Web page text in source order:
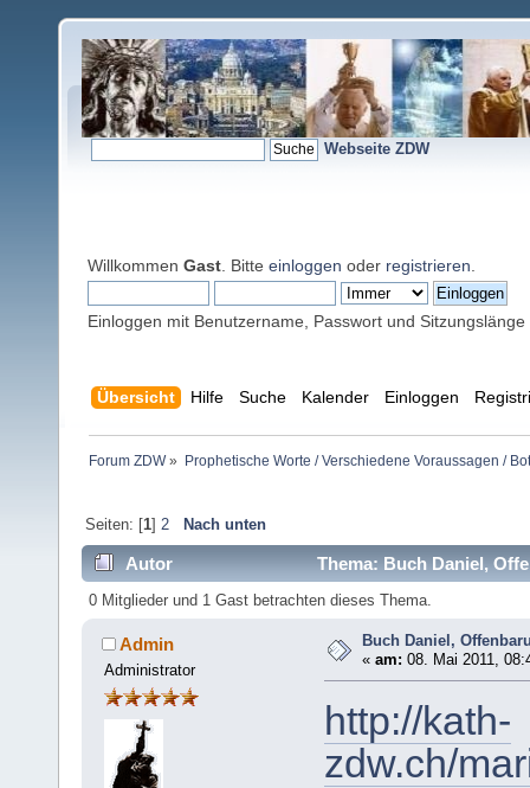
Webseite ZDW
Willkommen Gast . Bitte einloggen oder registrieren
Einloggen mit Benutzername, Passwort und Sitzungslänge
Übersicht Hilfe Suche Kalender Einloggen
Forum ZDW» Prophetische Worte / Verschiedene Voraussagen /
Seiten: [1] 2 Nach unten
Autor Thema: Buch Daniel,
0 Mitglieder und 1 Gast betrachten dieses Thema.
Admin
Administrator
Buch Daniel,
«am: 08. Mai 2011,
http://kath-
zdw.ch/